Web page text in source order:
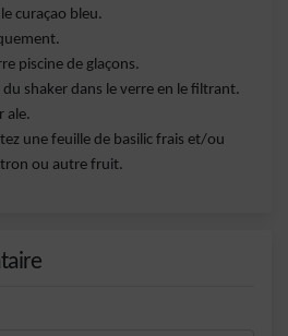
curaçao bleu.
piscine de glaçons.
shaker dans le verre en le filtrant.
ale.
une feuille de basilic frais et/ou
ou autre fruit.